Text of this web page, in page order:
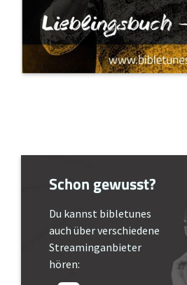
Schon gewusst?
Du kannst bibletunes
auch über verschiedene
Streaminganbieter
hören: